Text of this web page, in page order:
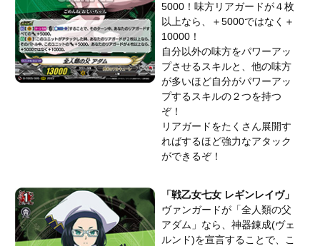
5000！味方リアガードが４枚
以上なら、＋5000ではなく＋
10000！
自分以外の味方をパワーアッ
プさせるスキルと、他の味方
が多いほど自分がパワーアッ
プするスキルの２つを持つ
ぞ！
リアガードをたくさん展開す
ればするほど強力なアタック
ができるぞ！
「戦乙女七女 レギンレイヴ」
ヴァンガードが「全人類の父
アダム」なら、神器錬成(ヴェ
ルンド)を宣言することで、こ